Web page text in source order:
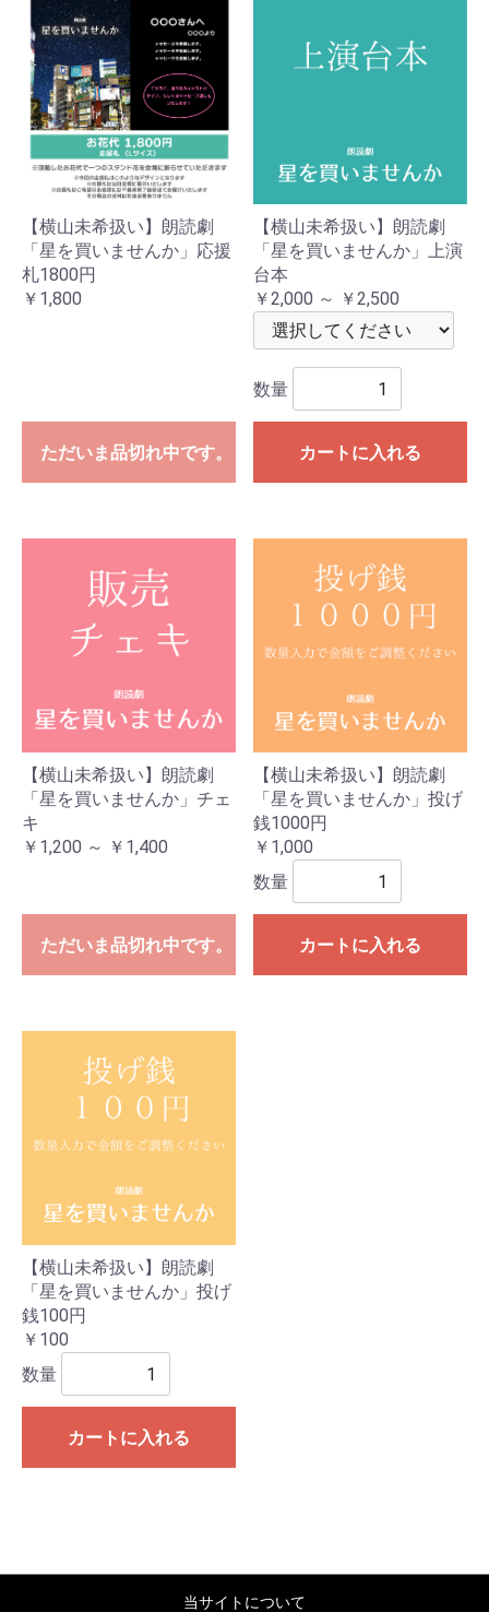
【横山未希扱い】朗読劇
「星を買いませんか」応援
札1800円
￥1,800
ただいま品切れ中です。
【横山未希扱い】朗読劇
「星を買いませんか」上演
台本
￥2,000 ～ ￥2,500
数量
カートに入れる
【横山未希扱い】朗読劇
「星を買いませんか」チェ
キ
￥1,200 ～ ￥1,400
ただいま品切れ中です。
【横山未希扱い】朗読劇
「星を買いませんか」投げ
銭1000円
￥1,000
数量
カートに入れる
【横山未希扱い】朗読劇
「星を買いませんか」投げ
銭100円
￥100
数量
カートに入れる
当サイトについて